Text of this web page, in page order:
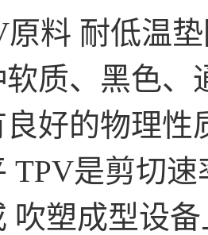
原料 耐低温
质、黑色、
好的物理性
TPV是剪切
吹塑成型设